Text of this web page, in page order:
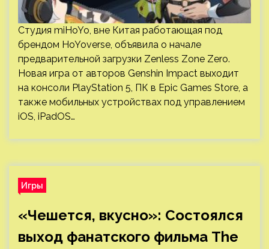
Студия miHoYo, вне Китая работающая под
брендом HoYoverse, объявила о начале
предварительной загрузки Zenless Zone Zero.
Новая игра от авторов Genshin Impact выходит
на консоли PlayStation 5, ПК в Epic Games Store, а
также мобильных устройствах под управлением
iOS, iPadOS…
Игры
«Чешется, вкусно»: Состоялся
выход фанатского фильма The